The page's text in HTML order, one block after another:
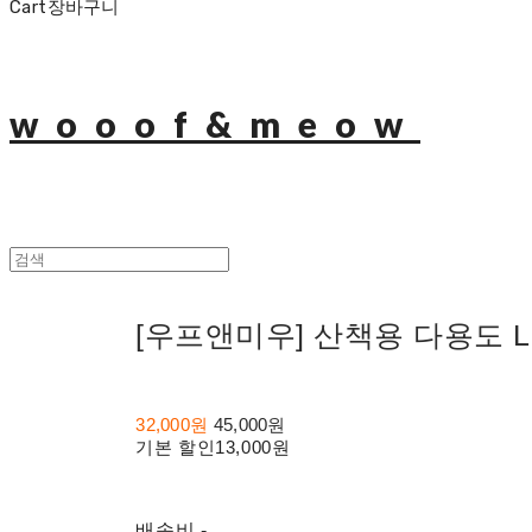
Cart장바구니
wooof&meow
[우프앤미우] 산책용 다용도
32,000원 45,000원
기본 할인13,000원